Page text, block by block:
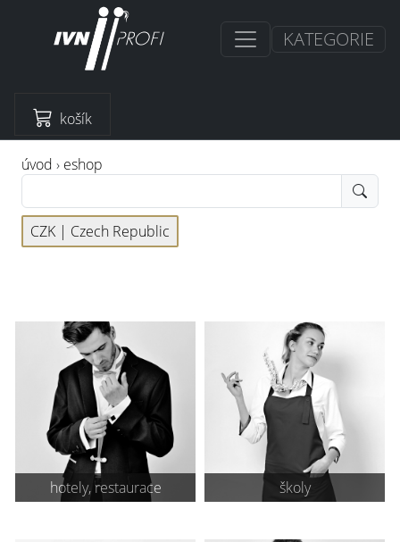
KATEGORIE
košík
úvod › eshop
CZK | Czech Republic
hotely, restaurace školy